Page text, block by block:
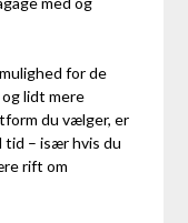
for de
lidt mere
du vælger, er
tid – især hvis du
rift om